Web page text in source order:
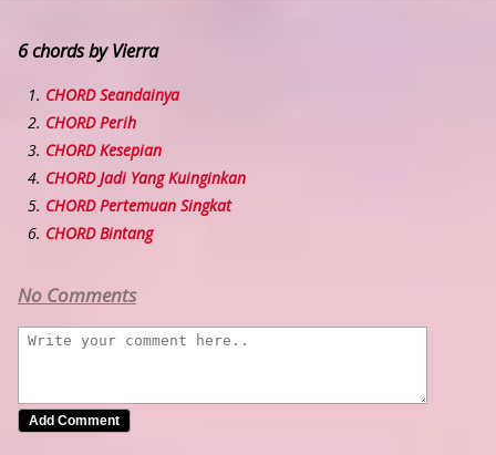
6 chords by Vierra
CHORD Seandainya
CHORD Perih
CHORD Kesepian
CHORD Jadi Yang Kuinginkan
CHORD Pertemuan Singkat
CHORD Bintang
No Comments